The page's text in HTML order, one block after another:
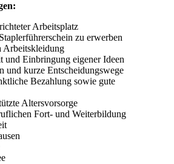
Arbeitsplatz
zu erwerben
Arbeitskleidung
und Einbringung eigener Ideen
und kurze Entscheidungswege
Bezahlung sowie gute
Altersvorsorge
Fort- und Weiterbildung